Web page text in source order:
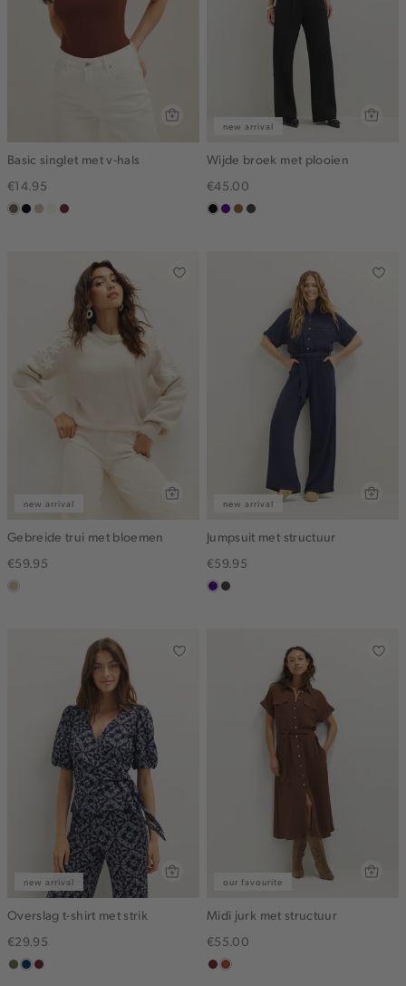
Basic singlet met v-hals
€14.95
middenbruin
zwartlichtzand
wit,bordeaux
new arrival
Wijde broek met plooien
€45.00
zwart
indigo
deepmocca
choco
new arrival
Gebreide trui met bloemen
€59.95
lichtzand
new arrival
Jumpsuit met structuur
€59.95
indigochoco
new arrival
Overslag t-shirt met strik
€29.95
groen,
donkerblauw
brique
our favourite
Midi jurk met structuur
€55.00
bordeaux
bruin